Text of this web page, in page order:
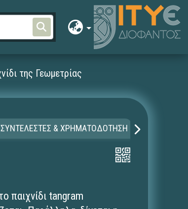
της Γεωμετρίας
ΣΥΝΤΕΛΕΣΤΕΣ & ΧΡΗΜΑΤΟΔΟΤΗΣΗ
παιχνίδι tangram